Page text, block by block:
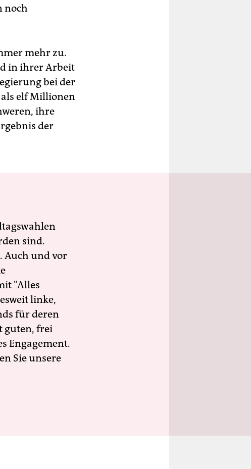
noch
mehr zu.
in ihrer Arbeit
bei der
elf Millionen
ihre
der
sind.
Auch und vor
"Alles
linke,
für deren
guten, frei
Engagement.
Sie unsere